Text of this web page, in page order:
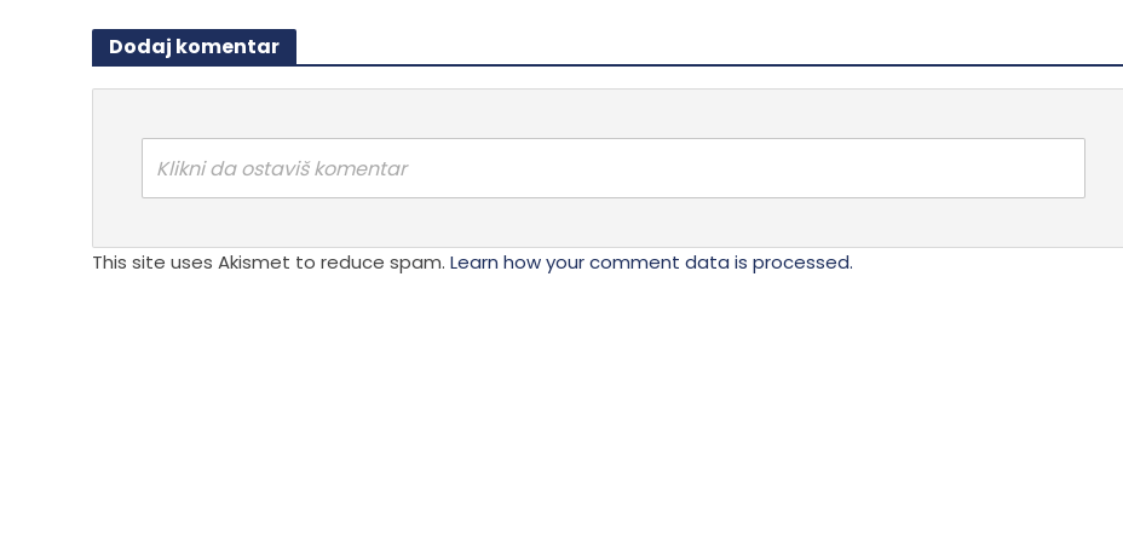
Opcije
izabrane
na
stranici
biti
izabrane
biti
izabrane
Dodaj komentar
Klikni da ostaviš komentar
This site uses Akismet to reduce spam. Learn how your comment data is processed.